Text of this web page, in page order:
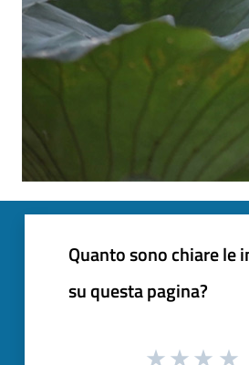
Quanto sono chiare le
su questa pagina?